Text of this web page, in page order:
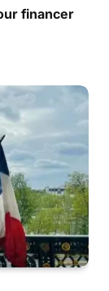
financer